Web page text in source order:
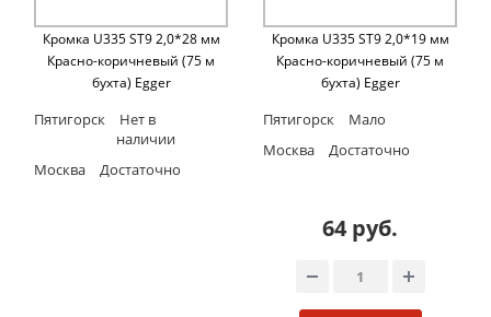
Кромка U335 ST9 2,0*28 мм
Красно-коричневый (75 м
бухта) Egger
Пятигорск
Нет в
наличии
Москва
Достаточно
Кромка U335 ST9 2,0*19 мм
Красно-коричневый (75 м
бухта) Egger
Пятигорск
Мало
Москва
Достаточно
64 руб.